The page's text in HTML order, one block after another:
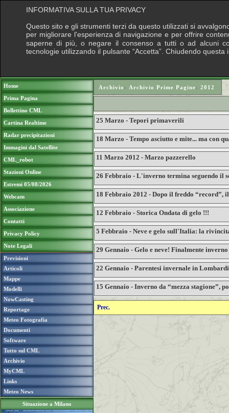
Home
Prima Pagina
Bollettino CML
Cartina Realtime
Radar precipitazioni
Immagini dal Satellite
CML_robot
Stazioni Online
Estremi 05/08/2026
Webcam
Associazione
Contatti
Privacy Policy
Note Legali
Previsioni
Articoli
Mappe
Modelli
NowCasting
Reportage
Meteo Fotografia
Documenti
Software
Tutto sul CML
Archivio
MyCML
Links
Meteo News
Situazione a Milano
Archivio › Archivio Prime Pagine› 2012
25 Marzo - Tepori primaverili
18 Marzo - Tempo asciutto e mite... ma con
11 Marzo 2012 - Marzo pazzerello
26 Febbraio - L'inverno termina seguendo il
18 Febbraio 2012 - Dopo il freddo “record”,
12 Febbraio - Storica Ondata di gelo !!!
5 Febbraio - Neve e gelo sull'Italia: la
29 Gennaio - Gelo e neve! Finalmente inverno
22 Gennaio - Parentesi invernale in
15 Gennaio - Inverno da “mezza stagione”,
Prec.
INFORMATIVA SULLA TUA PRIVACY
Questo sito e gli strumenti terzi da questo utilizzati si
per migliorare l'esperienza di navigazione e per offrire
saperne di più, o negare il consenso a tutti o ad alcuni
tecnologie utilizzando il pulsante “Accetta”. Chiudendo